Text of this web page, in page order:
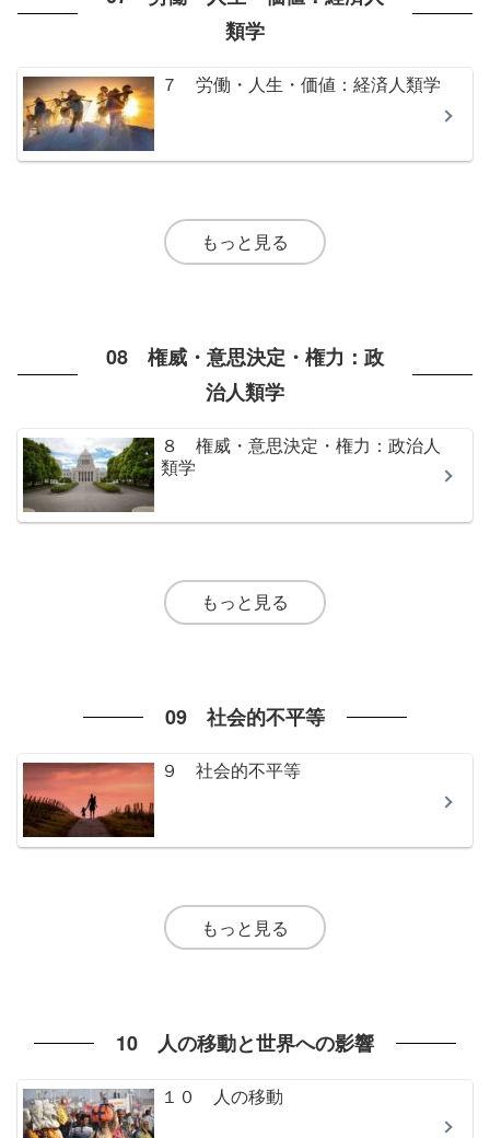
類学
７ 労働・人生・価値：経済人類学
もっと見る
08 権威・意思決定・権力：政
治人類学
８ 権威・意思決定・権力：政治人
類学
もっと見る
09 社会的不平等
９ 社会的不平等
もっと見る
10 人の移動と世界への影響
１０ 人の移動